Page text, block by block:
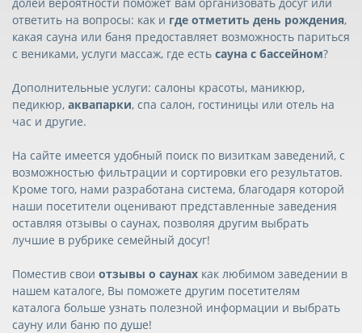
ответить на вопросы: как и где отметить день рождения,
какая сауна или баня предоставляет возможность париться
с вениками, услуги массаж, где есть сауна с бассейном?
Дополнительные услуги: салоны красоты, маникюр,
педикюр, аквапарки, спа салон, гостиницы или отель на
час и другие.
На сайте имеется удобный поиск по визиткам заведений, с
возможностью фильтрации и сортировки его результатов.
Кроме того, нами разработана система, благодаря которой
наши посетители оценивают представленные заведения
оставляя отзывы о саунах, позволяя другим выбрать
лучшие в рубрике семейный досуг!
Поместив свои отзывы о саунах как любимом заведении в
нашем каталоге, Вы поможете другим посетителям
каталога больше узнать полезной информации и выбрать
сауну или баню по душе!